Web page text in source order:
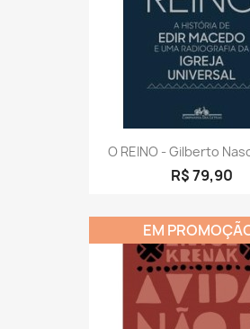
O REINO - Gilberto
R$ 79,90
EM